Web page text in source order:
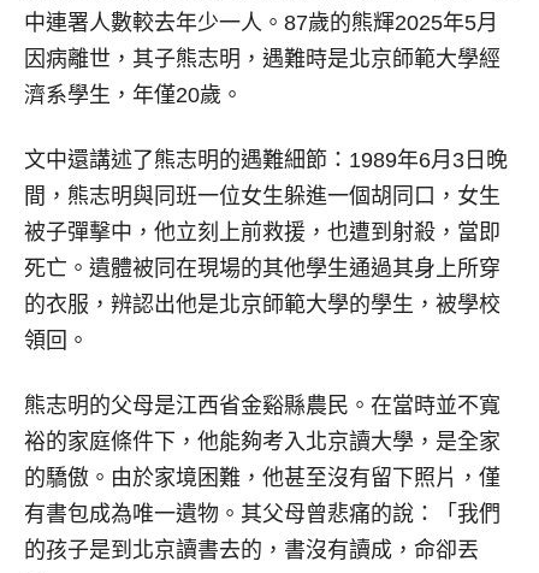
中連署人數較去年少一人。87歲的熊輝2025年5月
因病離世，其子熊志明，遇難時是北京師範大學經
濟系學生，年僅20歲。
文中還講述了熊志明的遇難細節：1989年6月3日晚
間，熊志明與同班一位女生躲進一個胡同口，女生
被子彈擊中，他立刻上前救援，也遭到射殺，當即
死亡。遺體被同在現場的其他學生通過其身上所穿
的衣服，辨認出他是北京師範大學的學生，被學校
領回。
熊志明的父母是江西省金谿縣農民。在當時並不寬
裕的家庭條件下，他能夠考入北京讀大學，是全家
的驕傲。由於家境困難，他甚至沒有留下照片，僅
有書包成為唯一遺物。其父母曾悲痛的說：「我們
的孩子是到北京讀書去的，書沒有讀成，命卻丟